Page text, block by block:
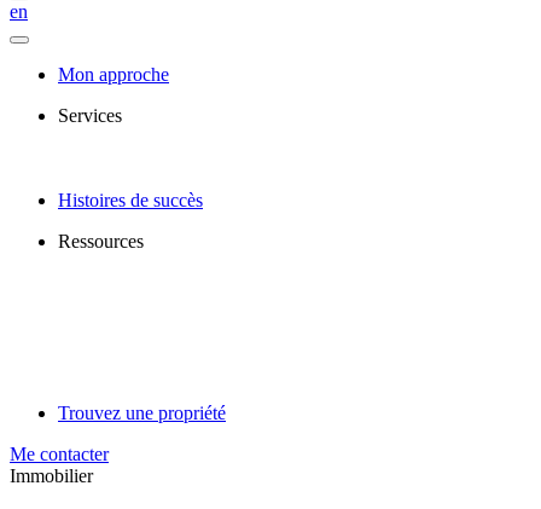
en
Mon approche
Services
Histoires de succès
Ressources
Trouvez une propriété
Me contacter
Immobilier